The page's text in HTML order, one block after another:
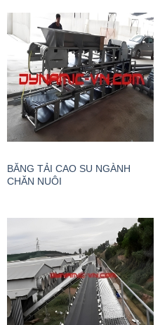
BĂNG TẢI CAO SU NGÀNH
CHĂN NUÔI